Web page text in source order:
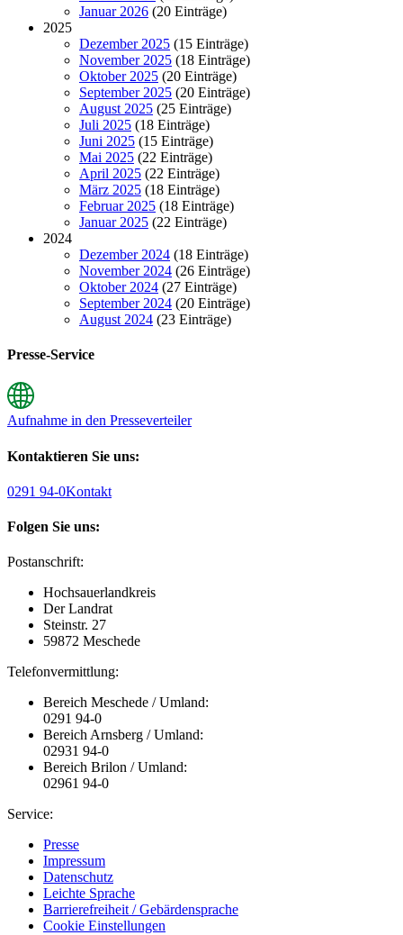
Januar 2026 (20 Einträge)
2025
Dezember 2025 (15 Einträge)
November 2025 (18 Einträge)
Oktober 2025 (20 Einträge)
September 2025 (20 Einträge)
August 2025 (25 Einträge)
Juli 2025 (18 Einträge)
Juni 2025 (15 Einträge)
Mai 2025 (22 Einträge)
April 2025 (22 Einträge)
März 2025 (18 Einträge)
Februar 2025 (18 Einträge)
Januar 2025 (22 Einträge)
2024
Dezember 2024 (18 Einträge)
November 2024 (26 Einträge)
Oktober 2024 (27 Einträge)
September 2024 (20 Einträge)
August 2024 (23 Einträge)
Presse-Service
Aufnahme in den Presseverteiler
Kontaktieren Sie uns:
0291 94-0Kontakt
Folgen Sie uns:
Postanschrift:
Hochsauerlandkreis
Der Landrat
Steinstr. 27
59872 Meschede
Telefonvermittlung:
Bereich Meschede / Umland:
0291 94-0
Bereich Arnsberg / Umland:
02931 94-0
Bereich Brilon / Umland:
02961 94-0
Service:
Presse
Impressum
Datenschutz
Leichte Sprache
Barrierefreiheit / Gebärdensprache
Cookie Einstellungen